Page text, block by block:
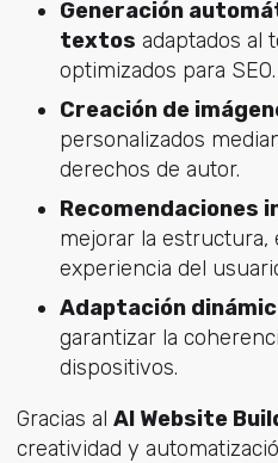
Generación
textos adaptados al
optimizados para SEO.
Creación de
personalizados
derechos de autor.
Recomendaciones
mejorar la estructura,
experiencia del
Adaptación
garantizar la
dispositivos.
Gracias al AI Website
creatividad y